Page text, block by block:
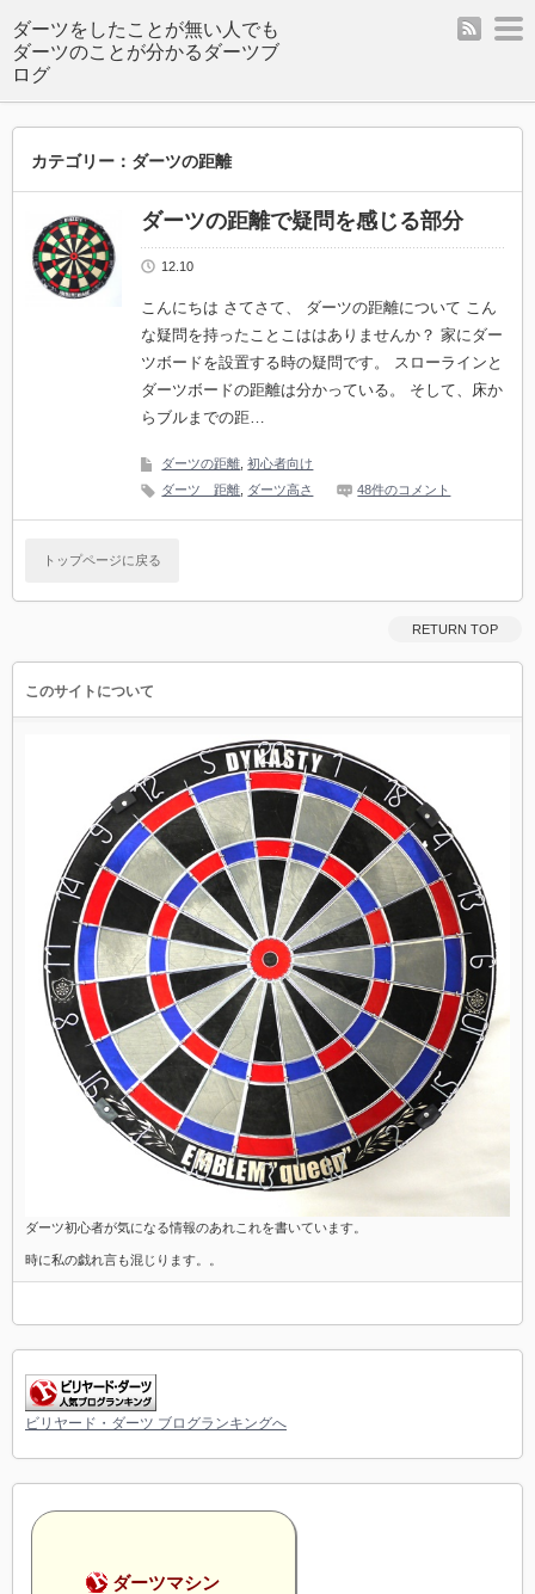
ダーツをしたことが無い人でも
ダーツのことが分かるダーツブ
ログ
rss
カテゴリー：ダーツの距離
ダーツの距離で疑問を感じる部分
12.10
こんにちは さてさて、 ダーツの距離について こん
な疑問を持ったことこははありませんか？ 家にダー
ツボードを設置する時の疑問です。 スローラインと
ダーツボードの距離は分かっている。 そして、床か
らブルまでの距…
ダーツの距離 ,初心者向け
ダーツ 距離 ダーツ高さ 48件のコメント
トップページに戻る
RETURN TOP
このサイトについて
ダーツ初心者が気になる情報のあれこれを書いています。
時に私の戯れ言も混じります。。
ビリヤード・ダーツ ブログランキングへ
ダーツマシン